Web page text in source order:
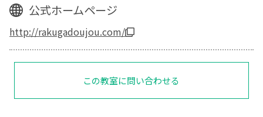
公式ホームページ
http://rakugadoujou.com/
この教室に問い合わせる